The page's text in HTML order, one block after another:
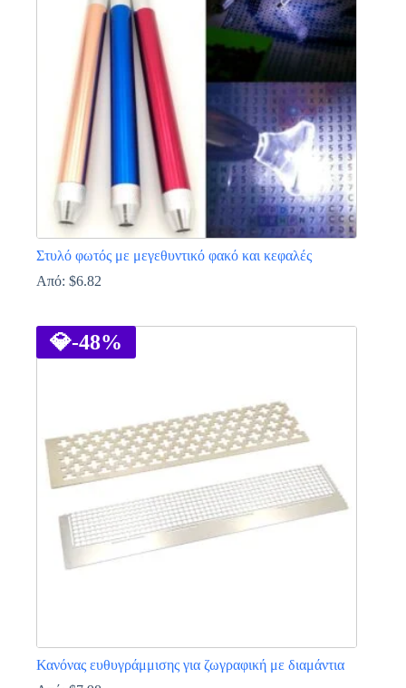
Στυλό φωτός με μεγεθυντικό φακό και κεφαλές
Από: $6.82
το
προϊόν
έχει
μπορούν
να
επιλεγούν
στη
προϊόντος
💎-48%
Κανόνας ευθυγράμμισης για ζωγραφική με διαμάντια